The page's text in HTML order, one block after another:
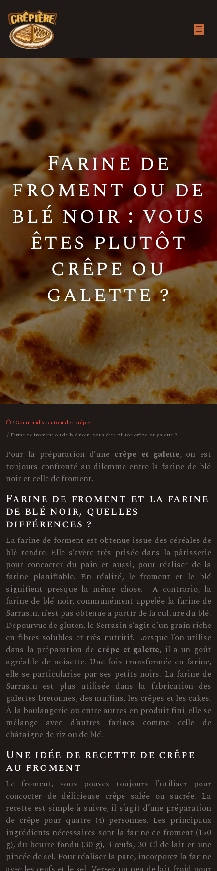
Farine de
froment ou de
blé noir : vous
êtes plutôt
crêpe ou
galette ?
/ Gourmandise autour des crêpes
/ Farine de froment ou de blé noir : vous êtes plutôt crêpe ou galette ?
Pour la préparation d’une crêpe et galette, on est
toujours confronté au dilemme entre la farine de blé
noir et celle de froment.
Farine de froment et la farine
de blé noir, quelles
différences ?
La farine de forment est obtenue issue des céréales de
blé tendre. Elle s’avère très prisée dans la pâtisserie
pour concocter du pain et aussi, pour réaliser de la
farine planifiable. En réalité, le froment et le blé
signifient presque la même chose. A contrario, la
farine de blé noir, communément appelée la farine de
Sarrasin, n’est pas obtenue à partir de la culture du blé.
Dépourvue de gluten, le Serrasin s’agit d’un grain riche
en fibres solubles et très nutritif. Lorsque l’on utilise
dans la préparation de crêpe et galette, il a un goût
agréable de noisette. Une fois transformée en farine,
elle se particularise par ses petits noirs. La farine de
Sarrasin est plus utilisée dans la fabrication des
galettes bretonnes, des muffins, les crêpes et les cakes.
À la boulangerie ou entre autres en produit fini, elle se
mélange avec d’autres farines comme celle de
châtaigne de riz ou de blé.
Une idée de recette de crêpe
au froment
Le froment, vous pouvez toujours l’utiliser pour
concocter de délicieuse crêpe salée ou sucrée. La
recette est simple à suivre, il s’agit d’une préparation
de crêpe pour quatre (4) personnes. Les principaux
ingrédients nécessaires sont la farine de froment (150
g), du beurre fondu (30 g), 3 œufs, 30 Cl de lait et une
pincée de sel. Pour réaliser la pâte, incorporez la farine